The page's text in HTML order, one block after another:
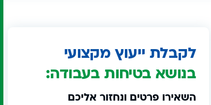
לקבלת ייעוץ מקצועי
בנושא בטיחות בעבודה:
השאירו פרטים ונחזור אליכם